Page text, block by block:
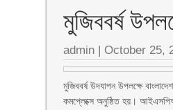
মুজিববর্ষ
admin | October 25,
মুজিববর্ষ উদযাপন উপলক্ষে
কমপ্লেক্সে অনুষ্ঠিত হয়।